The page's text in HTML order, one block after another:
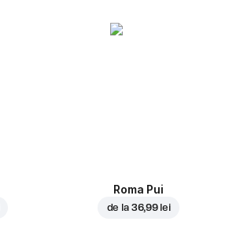
Roma Pui
de la 36,99 lei